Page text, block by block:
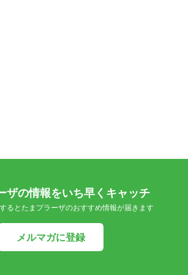
ザの情報をいち早くキャッチ
るとたまプラーザのおすすめ情報が届きます
メルマガに登録